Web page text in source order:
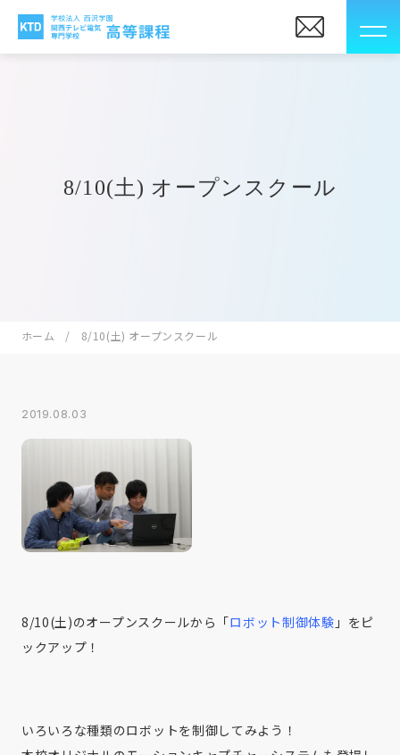
8/10(土) オープンスクール
ホーム 8/10(土) オープンスクール
2019.08.03
8/10(土)のオープンスクールから「ロボット制御体験 」をピ
ックアップ！
いろいろな種類のロボットを制御してみよう！